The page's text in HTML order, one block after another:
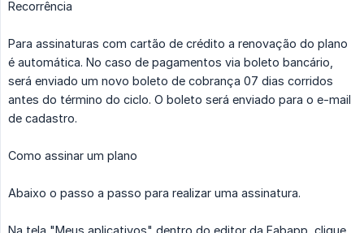
Recorrência
Para assinaturas com cartão de crédito a renovação do plano
é automática. No caso de pagamentos via boleto bancário,
será enviado um novo boleto de cobrança 07 dias corridos
antes do término do ciclo. O boleto será enviado para o e-mail
de cadastro.
Como assinar um plano
Abaixo o passo a passo para realizar uma assinatura.